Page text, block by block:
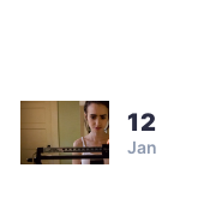
12
Jan